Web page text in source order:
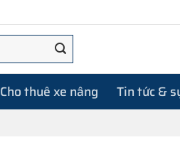
Cho thuê xe nâng Tin tức &